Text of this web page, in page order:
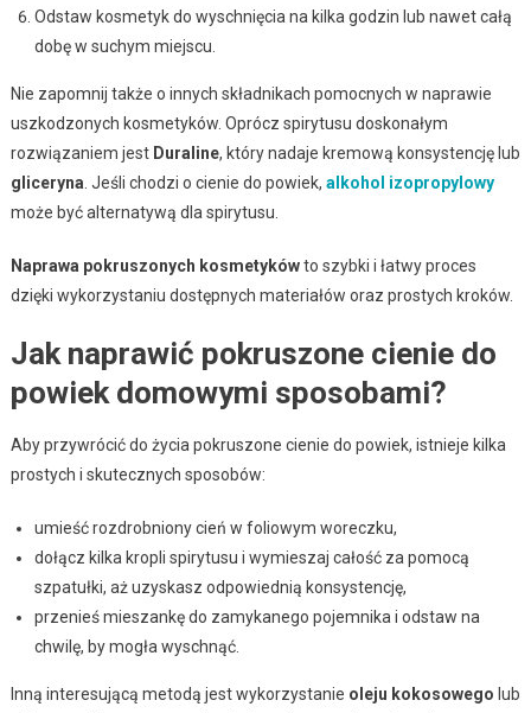
Odstaw kosmetyk do wyschnięcia na kilka godzin lub nawet całą
dobę w suchym miejscu.
Nie zapomnij także o innych składnikach pomocnych w naprawie
uszkodzonych kosmetyków. Oprócz spirytusu doskonałym
rozwiązaniem jest Duraline, który nadaje kremową konsystencję lub
gliceryna . Jeśli chodzi o cienie do powiek, alkohol izopropylowy
może być alternatywą dla spirytusu.
Naprawa pokruszonych kosmetykówto szybki i łatwy proces
dzięki wykorzystaniu dostępnych materiałów oraz prostych kroków.
Jak naprawić pokruszone cienie do
powiek domowymi sposobami?
Aby przywrócić do życia pokruszone cienie do powiek, istnieje kilka
prostych i skutecznych sposobów:
umieść rozdrobniony cień w foliowym woreczku,
dołącz kilka kropli spirytusu i wymieszaj całość za pomocą
szpatułki, aż uzyskasz odpowiednią konsystencję,
przenieś mieszankę do zamykanego pojemnika i odstaw na
chwilę, by mogła wyschnąć.
Inną interesującą metodą jest wykorzystanie oleju kokosowego lub